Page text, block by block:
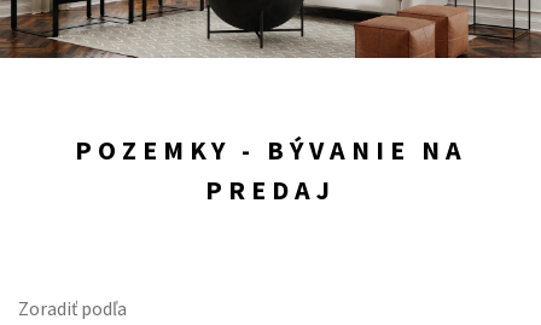
POZEMKY - BÝVANIE NA
PREDAJ
Zoradiť podľa